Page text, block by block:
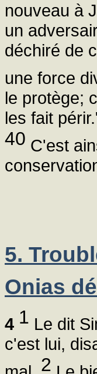
nouveau à
un
déchiré de
une force
le protège;
les fait
40 C'est
5.
Onias
4 1 Le dit
c'est lui,
2